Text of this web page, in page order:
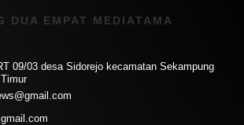
DUA EMPAT MEDIATAMA
09/03 desa Sidorejo kecamatan Sekampung